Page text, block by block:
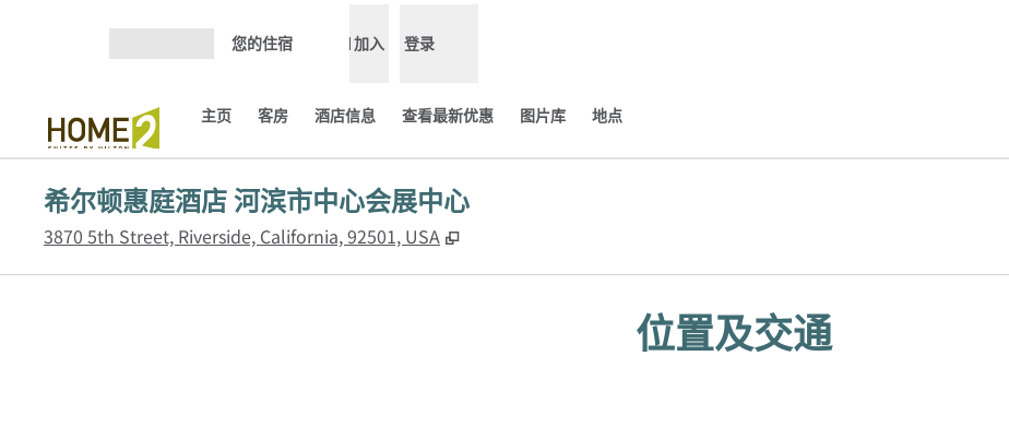
您的住宿 加入 登录
主页 客房 酒店信息 查看最新优惠​ 图片库 地点
希尔顿惠庭酒店 河滨市中心会展中心
3870 5th Street, Riverside, California, 92501, USA ,
位置及交通